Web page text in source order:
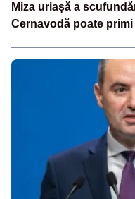
Miza uriașă a
Cernavodă poate